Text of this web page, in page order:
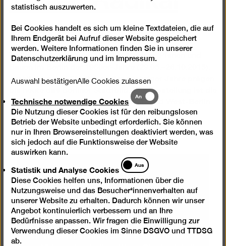
Modern
Trailer zur Ausstellung Radikal Modern. Planen und
Bauen im Berlin der 1960er-Jahre (29.05.–26.10.2015).
Architektur und Städtebau der sechziger Jahre prägen
bis heute das Berliner Stadtbild. Die Ausstellung ist die
erste nähere Betrachtung der in Ost- und West-Berlin
entwickelten Planungen und Bauten.
Wir benötigen Ihre
Zustimmung, um Videos von
YouTube zu laden
Wir verwenden einen Service von YouTube,
statistisch auszuwerten.
Bei Cookies handelt es sich um kleine Textdateien, die auf
Ihrem Endgerät bei Aufruf dieser Website gespeichert
werden. Weitere Informationen finden Sie in unserer
Datenschutzerklärung und im Impressum.
Auswahl bestätigenAlle Cookies zulassen
Technische notwendige Cookies
Technische
notwendige
Cookies
An
Die Nutzung dieser Cookies ist für den reibungslosen
Betrieb der Website unbedingt erforderlich. Sie können
nur in Ihren Browsereinstellungen deaktiviert werden, was
sich jedoch auf die Funktionsweise der Website
auswirken kann.
Statistik und Analyse Cookies
Statistik
und
Analyse
Cookies
Aus
Diese Cookies helfen uns, Informationen über die
Nutzungsweise und das Besucher*innenverhalten auf
unserer Website zu erhalten. Dadurch können wir unser
Angebot kontinuierlich verbessern und an Ihre
Bedürfnisse anpassen. Wir fragen die Einwilligung zur
Verwendung dieser Cookies im Sinne DSGVO und TTDSG
ab.